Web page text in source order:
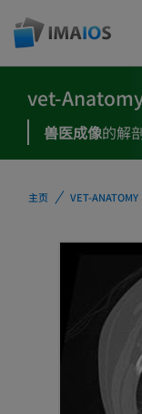
vet-
兽医成像的解
主页 VET-ANATOMY